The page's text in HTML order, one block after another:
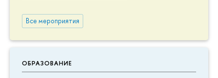
Все мероприятия
ОБРАЗОВАНИЕ